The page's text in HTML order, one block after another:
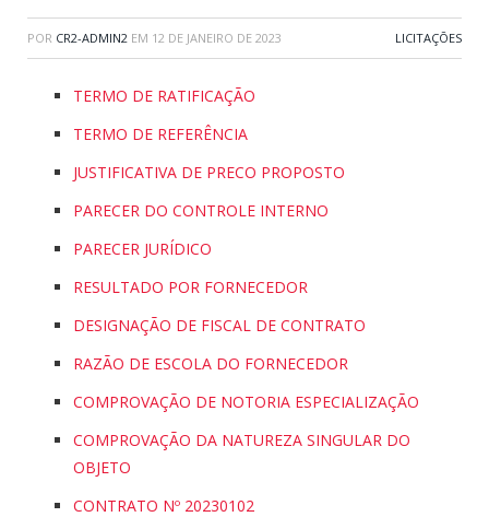
POR CR2-ADMIN2 EM 12 DE JANEIRO DE 2023 LICITAÇÕES
TERMO DE RATIFICAÇÃO
TERMO DE REFERÊNCIA
JUSTIFICATIVA DE PRECO PROPOSTO
PARECER DO CONTROLE INTERNO
PARECER JURÍDICO
RESULTADO POR FORNECEDOR
DESIGNAÇÃO DE FISCAL DE CONTRATO
RAZÃO DE ESCOLA DO FORNECEDOR
COMPROVAÇÃO DE NOTORIA ESPECIALIZAÇÃO
COMPROVAÇÃO DA NATUREZA SINGULAR DO
OBJETO
CONTRATO Nº 20230102